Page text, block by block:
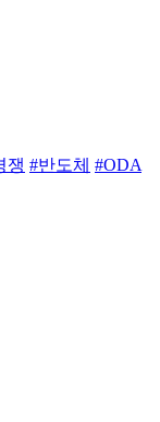
쟁 #반도체 #ODA